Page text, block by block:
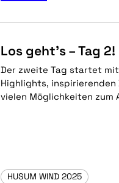
Los geht’s – Tag 2!
Der zweite Tag startet
Highlights, inspirierenden
vielen Möglichkeiten zum
HUSUM WIND 2025